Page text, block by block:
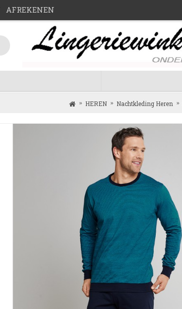
AFREKENEN
HEREN Nachtkleding Heren